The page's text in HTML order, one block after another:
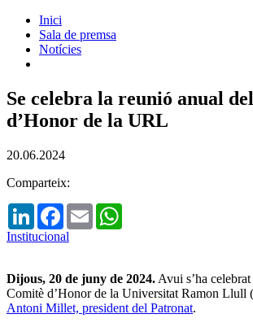
Inici
Sala de premsa
Notícies
Se celebra la reunió anual
d’Honor de la URL
20.06.2024
Comparteix:
LinkedInFacebook
Email
Institucional
Dijous, 20 de juny de 2024. Avui s’ha
Comitè d’Honor de la Universitat Ramon Llull
Antoni Millet, president del Patronat.